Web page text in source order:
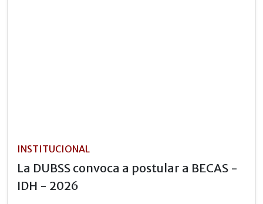
INSTITUCIONAL
La DUBSS convoca a postular a BECAS -
IDH - 2026